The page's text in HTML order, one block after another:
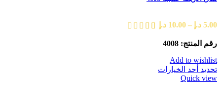
5.00 د.إ –
10.00 د.إ
رقم المنتج: 4008
Add to wishlist
تحديد أحد الخيارات
Quick view